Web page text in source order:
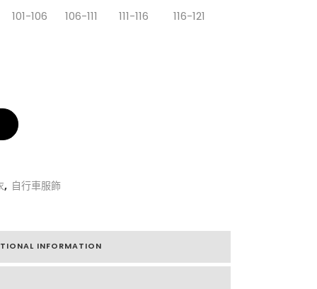
101-106
106-111 111-116 116-121
, 自行車服飾
INFORMATION